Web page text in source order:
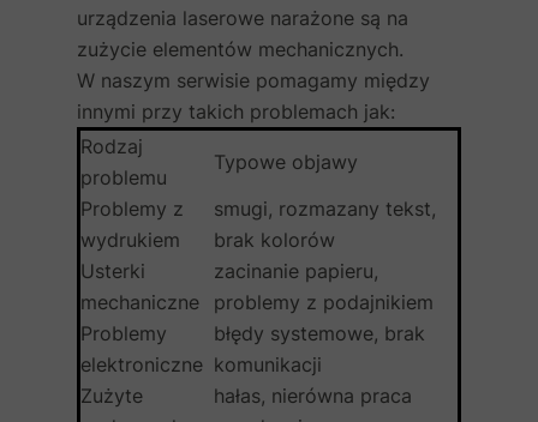
urządzenia laserowe narażone są na
zużycie elementów mechanicznych.
W naszym serwisie pomagamy między
innymi przy takich problemach jak:
Rodzaj
problemu
Typowe objawy
Problemy z
wydrukiem
smugi, rozmazany tekst,
brak kolorów
Usterki
mechaniczne
zacinanie papieru,
problemy z podajnikiem
Problemy
elektroniczne
błędy systemowe, brak
komunikacji
Zużyte
hałas, nierówna praca